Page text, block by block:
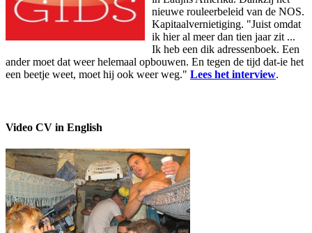
nieuwe rouleerbeleid van de NOS.
Kapitaalvernietiging. "Juist omdat
ik hier al meer dan tien jaar zit ...
Ik heb een dik adressenboek. Een
ander moet dat weer helemaal opbouwen. En tegen de tijd dat-ie het
een beetje weet, moet hij ook weer weg." Lees het interview.
Video CV in English